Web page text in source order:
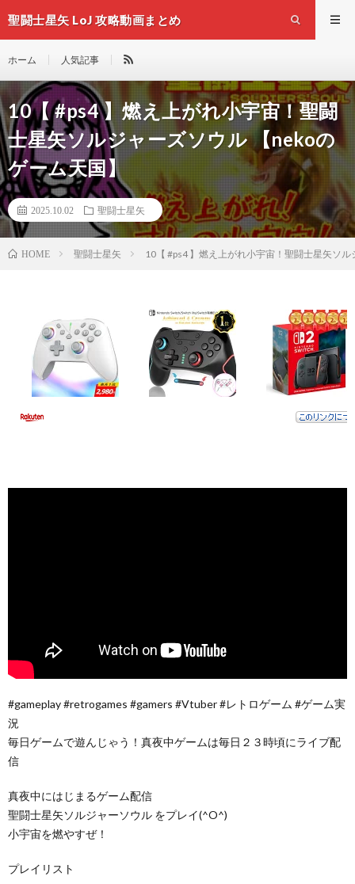
聖闘士星矢 LoJ 攻略動画まとめ
ホーム 人気記事
10【 #ps4 】燃え上がれ小宇宙！聖闘
士星矢ソルジャーズソウル 【nekoの
ゲーム天国】
2025.10.02 聖闘士星矢
HOME 聖闘士星矢 10【 #ps4 】燃え上がれ小宇宙！聖闘士星矢ソ
#gameplay #retrogames #gamers #Vtuber #レトロゲーム #ゲーム実
況
毎日ゲームで遊んじゃう！真夜中ゲームは毎日２３時頃にライブ配
信
真夜中にはじまるゲーム配信
聖闘士星矢ソルジャーソウル をプレイ(^O^)
小宇宙を燃やすぜ！
プレイリスト